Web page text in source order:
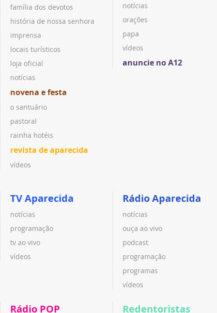
família dos devotos
história de nossa senhora
imprensa
locais turísticos
loja oficial
notícias
novena e festa
o santuário
pastoral
rainha hotéis
revista de aparecida
vídeos
notícias
orações
papa
vídeos
anuncie no A12
TV Aparecida
notícias
programação
tv ao vivo
vídeos
Rádio Aparecida
notícias
ouça ao vivo
podcast
programação
programas
vídeos
Rádio POP Redentoristas